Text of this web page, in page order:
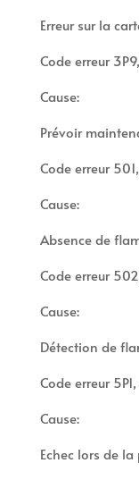
Erreur sur la
Code erreur
Cause:
Prévoir
Code erreur
Cause:
Absence de
Code erreur
Cause:
Détection de
Code erreur
Cause:
Echec lors de